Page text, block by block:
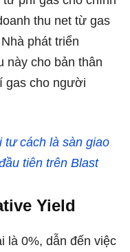
thu net từ gas
phát triển
này cho bản thân
gas cho người
tư cách là sàn giao
tiên trên Blast
Yield
là 0%, dẫn đến việc